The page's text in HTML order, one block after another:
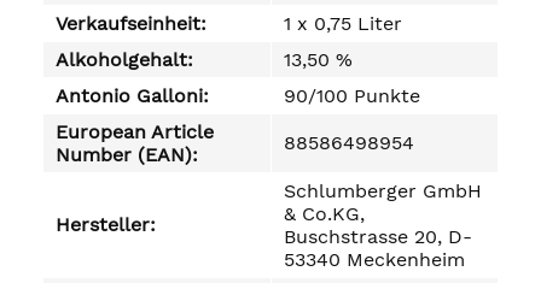
Verkaufseinheit:
1 x 0,75 Liter
Alkoholgehalt:
13,50 %
Antonio Galloni:
90/100 Punkte
European Article
Number (EAN):
88586498954
Hersteller:
Schlumberger GmbH
& Co.KG,
Buschstrasse 20, D-
53340 Meckenheim